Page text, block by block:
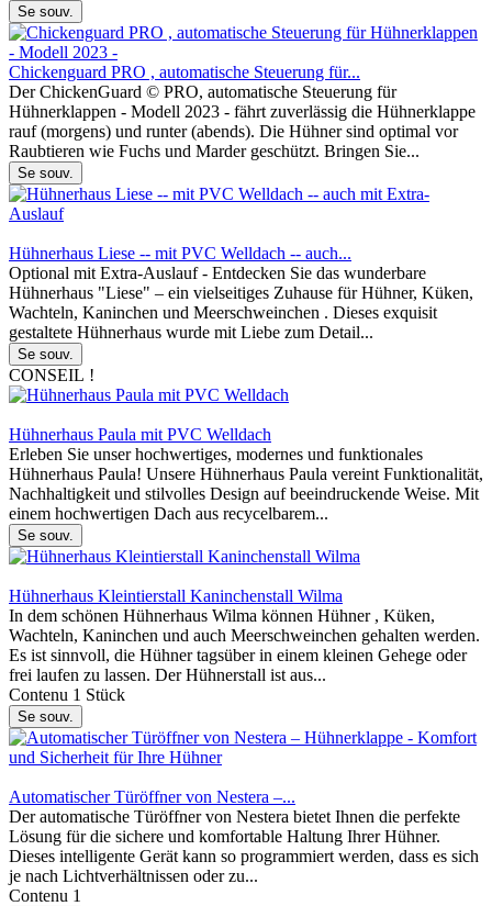
Se souv.
Chickenguard PRO , automatische Steuerung für...
Der ChickenGuard © PRO, automatische Steuerung für
Hühnerklappen - Modell 2023 - fährt zuverlässig die Hühnerklappe
rauf (morgens) und runter (abends). Die Hühner sind optimal vor
Raubtieren wie Fuchs und Marder geschützt. Bringen Sie...
Se souv.
Hühnerhaus Liese -- mit PVC Welldach -- auch...
Optional mit Extra-Auslauf - Entdecken Sie das wunderbare
Hühnerhaus "Liese" – ein vielseitiges Zuhause für Hühner, Küken,
Wachteln, Kaninchen und Meerschweinchen . Dieses exquisit
gestaltete Hühnerhaus wurde mit Liebe zum Detail...
Se souv.
CONSEIL !
Hühnerhaus Paula mit PVC Welldach
Erleben Sie unser hochwertiges, modernes und funktionales
Hühnerhaus Paula! Unsere Hühnerhaus Paula vereint Funktionalität,
Nachhaltigkeit und stilvolles Design auf beeindruckende Weise. Mit
einem hochwertigen Dach aus recycelbarem...
Se souv.
Hühnerhaus Kleintierstall Kaninchenstall Wilma
In dem schönen Hühnerhaus Wilma können Hühner , Küken,
Wachteln, Kaninchen und auch Meerschweinchen gehalten werden.
Es ist sinnvoll, die Hühner tagsüber in einem kleinen Gehege oder
frei laufen zu lassen. Der Hühnerstall ist aus...
Contenu 1 Stück
Se souv.
Automatischer Türöffner von Nestera –...
Der automatische Türöffner von Nestera bietet Ihnen die perfekte
Lösung für die sichere und komfortable Haltung Ihrer Hühner.
Dieses intelligente Gerät kann so programmiert werden, dass es sich
je nach Lichtverhältnissen oder zu...
Contenu 1